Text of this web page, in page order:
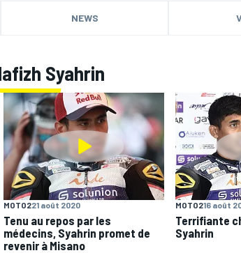
NEWS
Syahrin
MOTO221 août 2020
Tenu au repos par les
médecins, Syahrin promet de
revenir à Misano
MOTO216 août
Terrifiante
Syahrin